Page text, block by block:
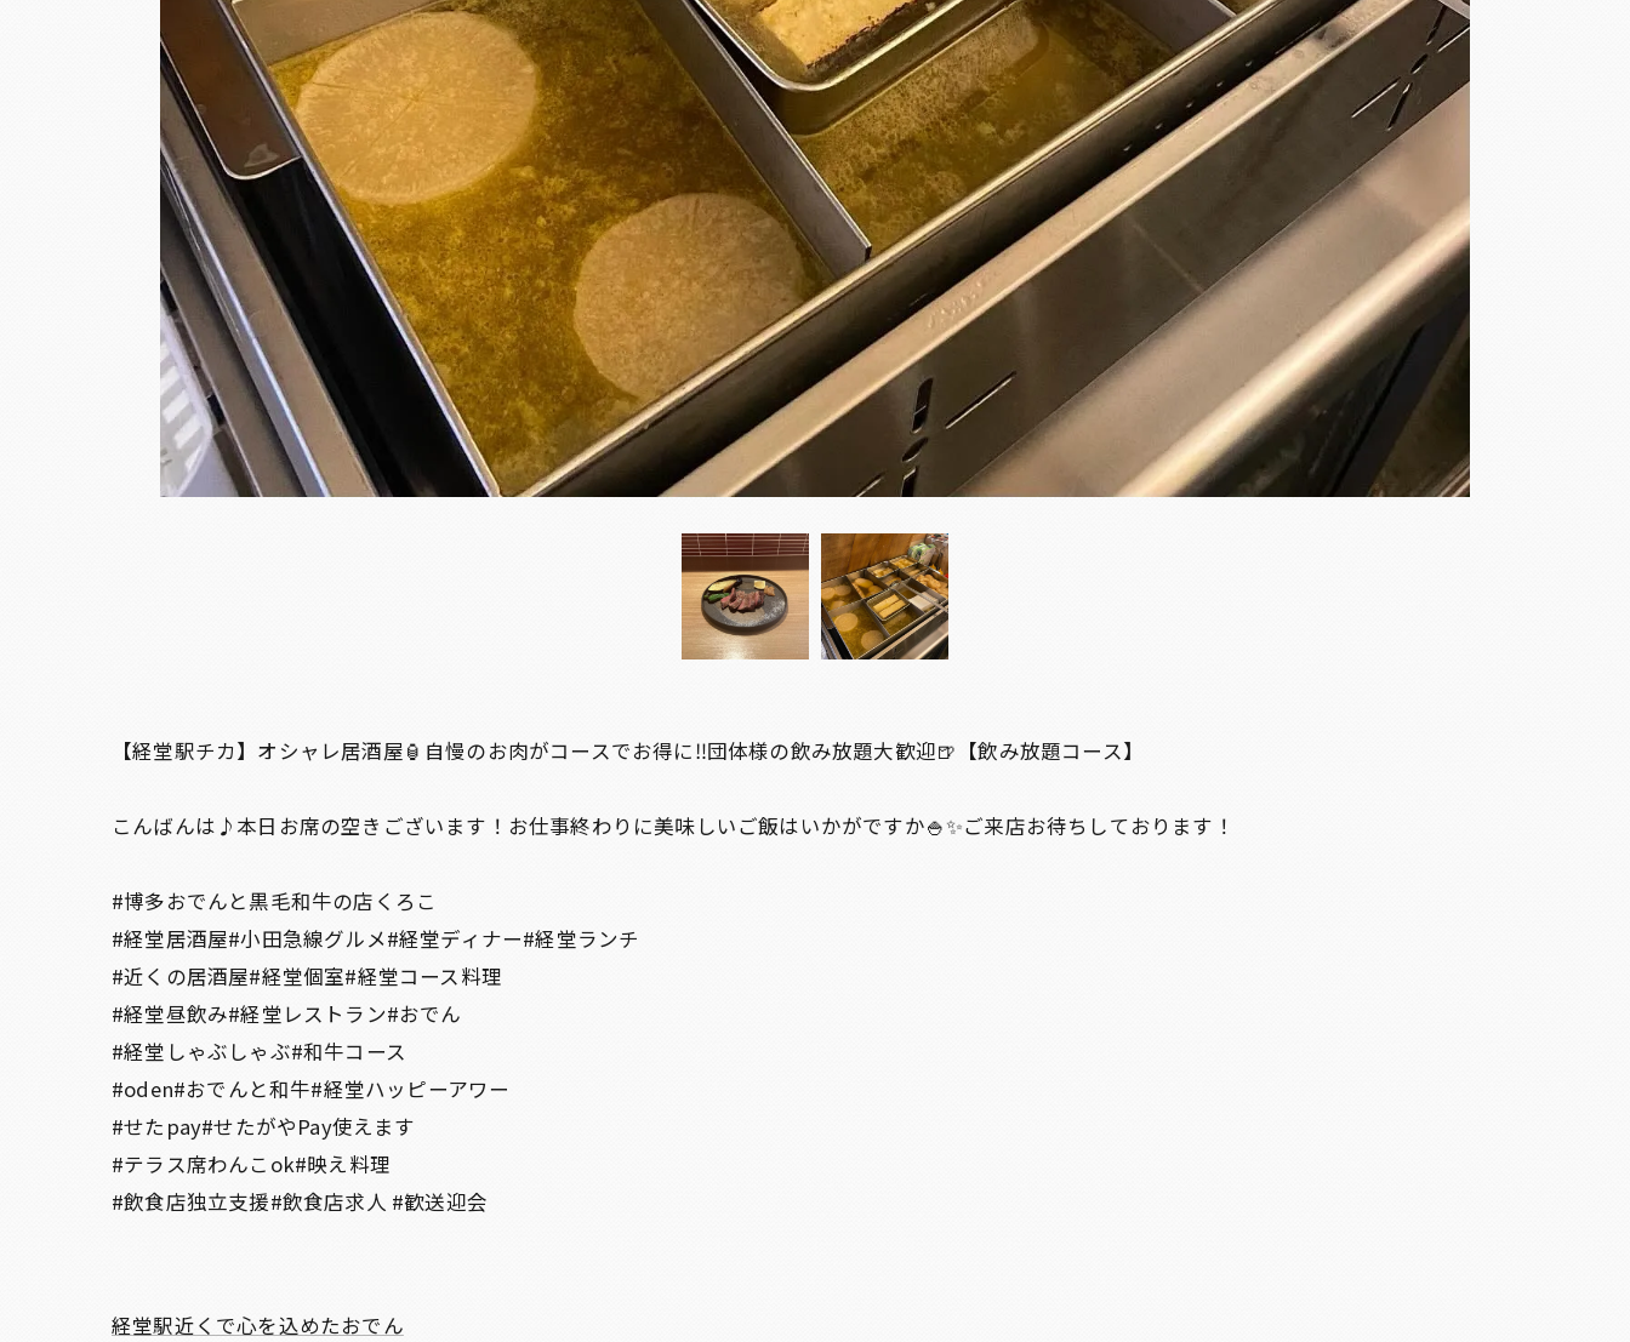
【経堂駅チカ】オシャレ居酒屋🏮自慢のお肉がコースでお得に‼️団体様の飲み放題大歓迎🍺【飲み放題コース】
こんばんは♪本日お席の空きございます！お仕事終わりに美味しいご飯はいかがですか🍚✨ご来店お待ちしております！
#博多おでんと黒毛和牛の店くろこ
#経堂居酒屋#小田急線グルメ#経堂ディナー#経堂ランチ
#近くの居酒屋#経堂個室#経堂コース料理
#経堂昼飲み#経堂レストラン#おでん
#経堂しゃぶしゃぶ#和牛コース
#oden#おでんと和牛#経堂ハッピーアワー
#せたpay#せたがやPay使えます
#テラス席わんこok#映え料理
#飲食店独立支援#飲食店求人 #歓送迎会
経堂駅近くで心を込めたおでん